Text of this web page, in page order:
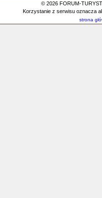
© 2026 FORUM-
Korzystanie z serwisu oznacza
strona